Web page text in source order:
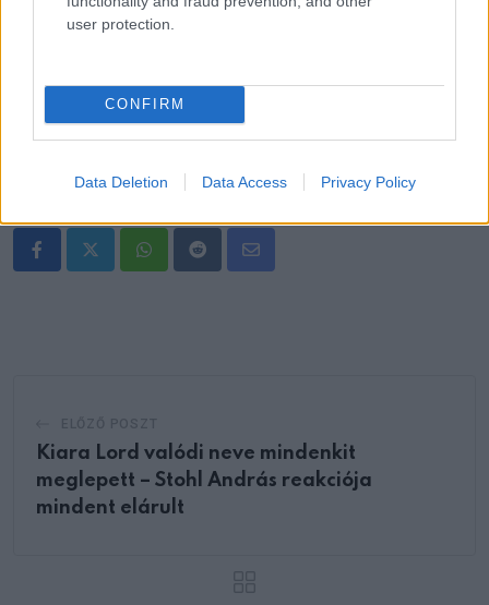
user protection.
CONFIRM
Data Deletion Data Access Privacy Policy
érzés, vagy egy jó történet. Néha a legkisebb kérdés segít
értsük önmagunkat is.
Oszd meg ezt a posztot:
WhatsappRedditShare
Kiara Lord valódi neve mindenkit
meglepett – Stohl András reakciója
mindent elárult